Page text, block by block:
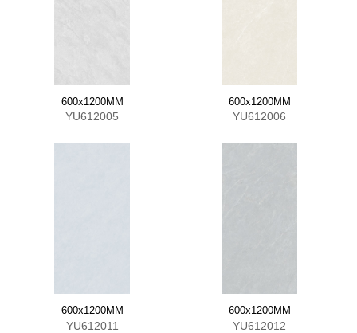
600x1200MM
YU612005
600x1200MM
YU612006
600x1200MM
YU612011
600x1200MM
YU612012